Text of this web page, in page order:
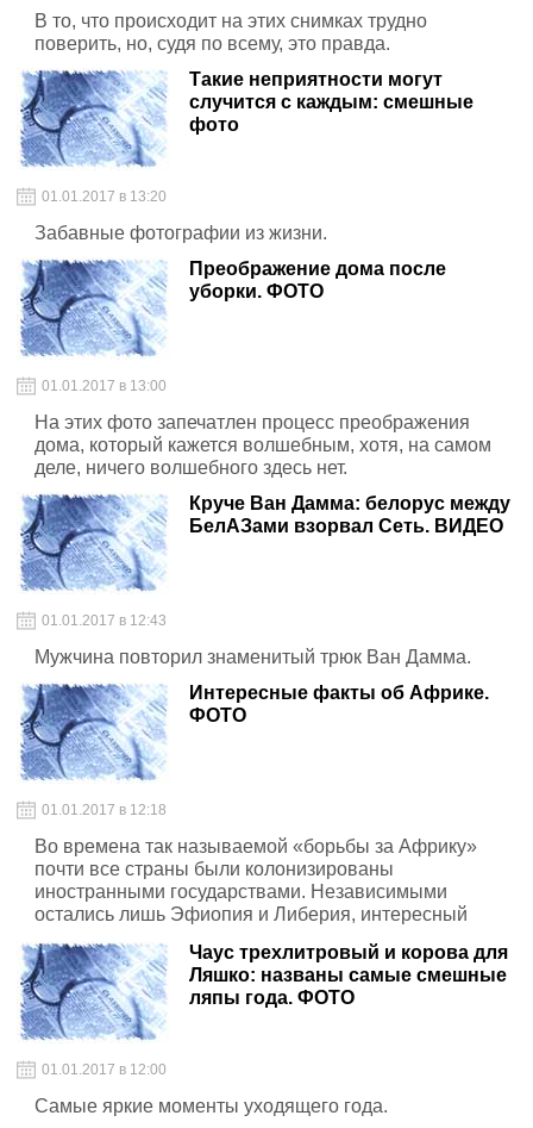
В то, что происходит на этих снимках трудно
поверить, но, судя по всему, это правда.
Такие неприятности могут
случится с каждым: смешные
фото
01.01.2017 в 13:20
Забавные фотографии из жизни.
Преображение дома после
уборки. ФОТО
01.01.2017 в 13:00
На этих фото запечатлен процесс преображения
дома, который кажется волшебным, хотя, на самом
деле, ничего волшебного здесь нет.
Круче Ван Дамма: белорус между
БелАЗами взорвал Сеть. ВИДЕО
01.01.2017 в 12:43
Мужчина повторил знаменитый трюк Ван Дамма.
Интересные факты об Африке.
ФОТО
01.01.2017 в 12:18
Во времена так называемой «борьбы за Африку»
почти все страны были колонизированы
иностранными государствами. Независимыми
остались лишь Эфиопия и Либерия, интересный
Чаус трехлитровый и корова для
Ляшко: названы самые смешные
ляпы года. ФОТО
01.01.2017 в 12:00
Самые яркие моменты уходящего года.